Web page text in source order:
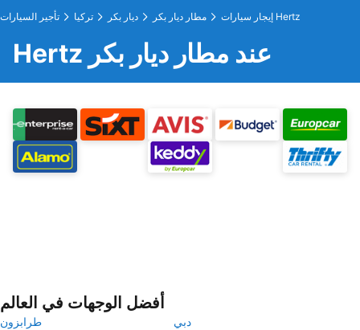
تأجير السيارات تركيا ديار بكر مطار ديار بكر إيجار سيارات Hertz
Hertz عند مطار ديار بكر
أفضل الوجهات في العالم
طرابزون
دبي